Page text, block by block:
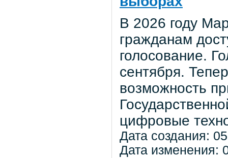
В 2026 году
гражданам
голосование.
сентября.
возможность
цифровые
Дата создания:
Дата изменения: